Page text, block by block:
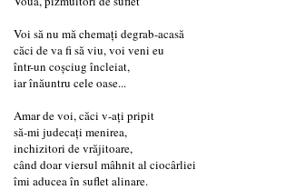
Voi să nu mă chemați degrab-acasă
căci de va fi să viu, voi veni eu
într-un coșciug încleiat,
iar înăuntru cele oase...
Amar de voi, căci v-ați pripit
să-mi judecați menirea,
inchizitori de vrăjitoare,
când doar viersul mâhnit al ciocârliei
îmi aducea în suflet alinare.